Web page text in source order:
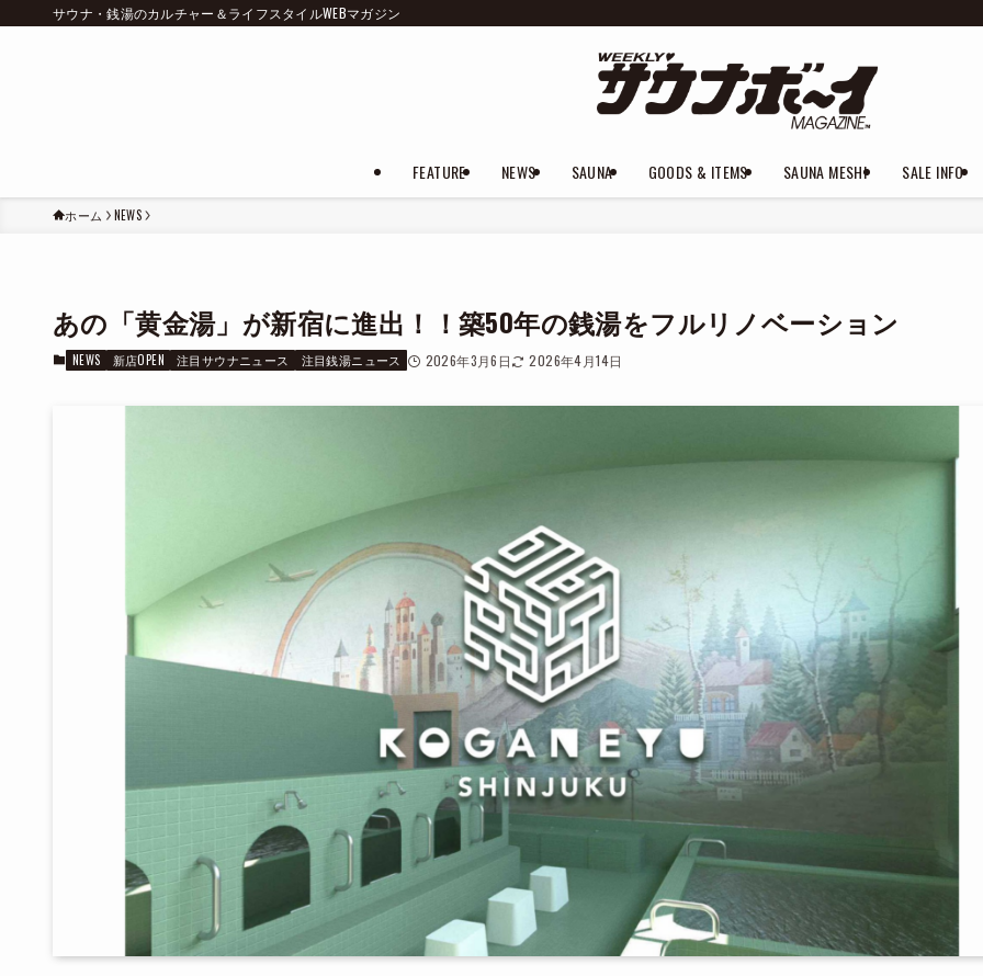
サウナ・銭湯のカルチャー＆ライフスタイルWEBマガジン
FEATURE NEWS SAUNA GOODS & ITEMS SAUNA MESHI SALE INFO
ホーム NEWS
あの「黄金湯」が新宿に進出！！築50年の銭湯をフルリノベーション
NEWS 新店OPEN 注目サウナニュース 注目銭湯ニュース 2026年3月6日 2026年4月14日